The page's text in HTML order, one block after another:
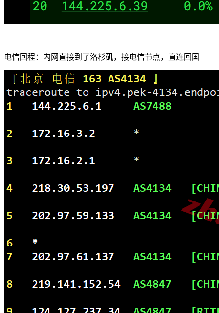
电信回程：内网直接到了洛杉矶，接电信节点，直连回国